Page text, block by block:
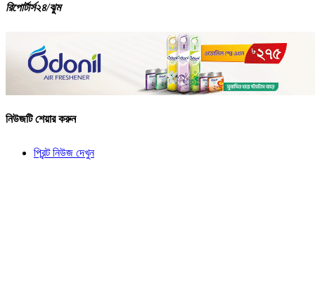
রিপোর্টার্স২৪/ঝুম
নিউজটি শেয়ার করুন
প্রিন্ট নিউজ দেখুন